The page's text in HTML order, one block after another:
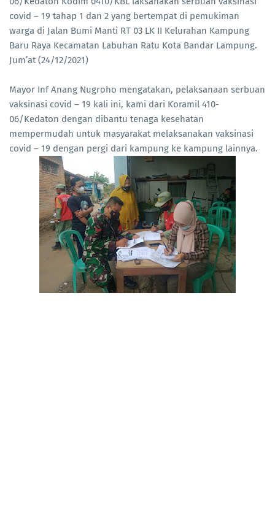
covid – 19 tahap 1 dan 2 yang bertempat di pemukiman
warga di Jalan Bumi Manti RT 03 LK II Kelurahan Kampung
Baru Raya Kecamatan Labuhan Ratu Kota Bandar Lampung.
Jum’at (24/12/2021)
Mayor Inf Anang Nugroho mengatakan, pelaksanaan serbuan
vaksinasi covid – 19 kali ini, kami dari Koramil 410-
06/Kedaton dengan dibantu tenaga kesehatan
mempermudah untuk masyarakat melaksanakan vaksinasi
covid – 19 dengan pergi dari kampung ke kampung lainnya.